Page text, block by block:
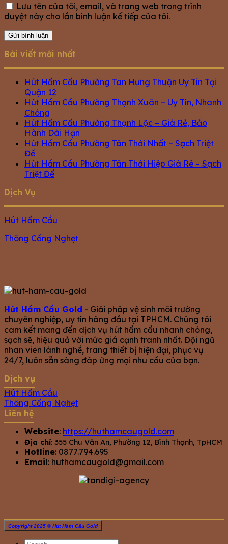
Lưu tên của tôi, email, và trang web trong trình
duyệt này cho lần bình luận kế tiếp của tôi.
Bài viết mới nhất
Hút Hầm Cầu Phường Tân Hưng Thuận Uy Tín Tại
Quận 12
Hút Hầm Cầu Phường Thạnh Xuân – Uy Tín, Nhanh
Chóng
Hút Hầm Cầu Phường Thạnh Lộc – Giá Rẻ, Bảo
Hành Dài Hạn
Hút Hầm Cầu Phường Tân Thới Nhất – Sạch Triệt
Để
Hút Hầm Cầu Phường Tân Thới Hiệp Giá Rẻ – Sạch
Triệt Để
Dịch Vụ
Hút Hầm Cầu
Thông Cống Nghẹt
Hút Hầm Cầu Gold - Giải pháp vệ sinh môi trường
chuyên nghiệp, uy tín hàng đầu tại TPHCM. Chúng tôi
cam kết mang đến dịch vụ hút hầm cầu nhanh chóng,
sạch sẽ, hiệu quả với mức giá cạnh tranh nhất. Đội ngũ
nhân viên lành nghề, trang thiết bị hiện đại, phục vụ
24/7, luôn sẵn sàng đáp ứng mọi nhu cầu của bạn.
Dịch vụ
Hút Hầm Cầu
Thông Cống Nghẹt
Liên hệ
Website: https://huthamcaugold.com
Địa chỉ: 355 Chu Văn An, Phường 12, Bình Thạnh, TpHCM
Hotline: 0877.794.695
Email: huthamcaugold@gmail.com
Copyright 2025 © Hút Hầm Cầu Gold